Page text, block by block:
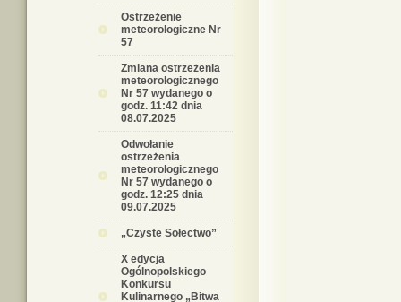
Ostrzeżenie
meteorologiczne Nr
57
Zmiana ostrzeżenia
meteorologicznego
Nr 57 wydanego o
godz. 11:42 dnia
08.07.2025
Odwołanie
ostrzeżenia
meteorologicznego
Nr 57 wydanego o
godz. 12:25 dnia
09.07.2025
„Czyste Sołectwo”
X edycja
Ogólnopolskiego
Konkursu
Kulinarnego „Bitwa